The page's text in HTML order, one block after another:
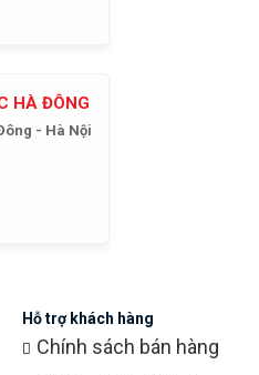
HÀ ĐÔNG
- Hà Nội
Hỗ trợ khách hàng
Chính sách bán hàng